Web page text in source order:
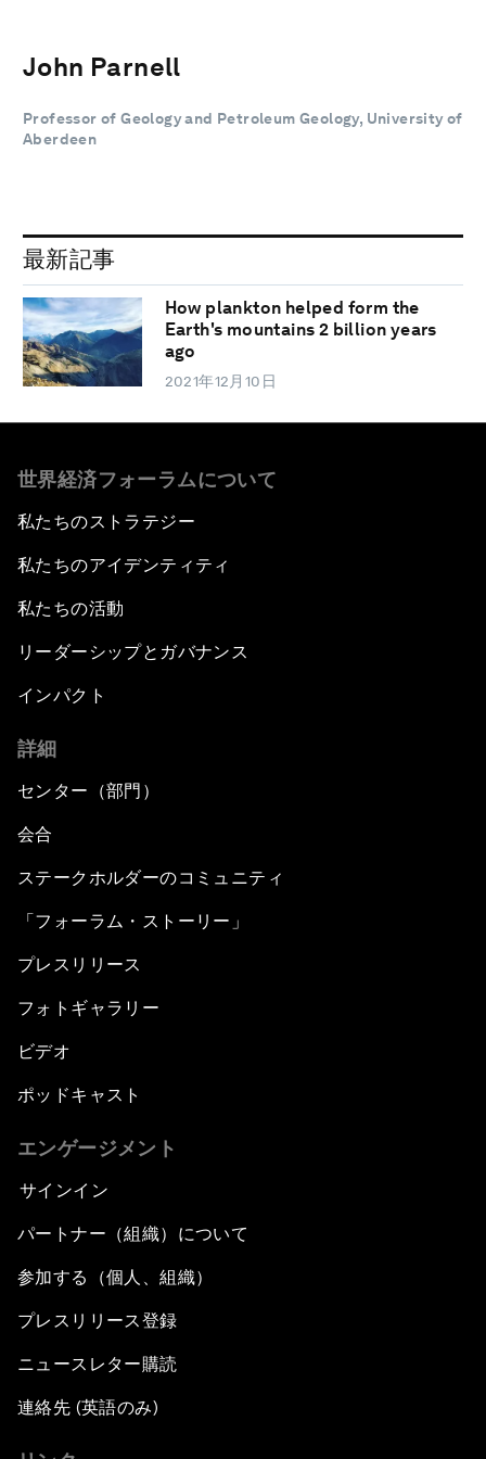
John Parnell
Professor of Geology and Petroleum Geology, University of
Aberdeen
最新記事
How plankton helped form the
Earth's mountains 2 billion years
ago
2021年12月10日
世界経済フォーラムについて
私たちのストラテジー
私たちのアイデンティティ
私たちの活動
リーダーシップとガバナンス
インパクト
詳細
センター（部門）
会合
ステークホルダーのコミュニティ
「フォーラム・ストーリー」
プレスリリース
フォトギャラリー
ビデオ
ポッドキャスト
エンゲージメント
サインイン
パートナー（組織）について
参加する（個人、組織）
プレスリリース登録
ニュースレター購読
連絡先 (英語のみ)